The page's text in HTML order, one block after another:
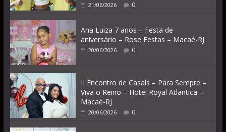
21/06/2026 0
Ana Luiza 7 anos – Festa de
aniversário – Rose Festas – Macaé-RJ
20/06/2026 0
II Encontro de Casais – Para Sempre –
Viva o Reino – Hotel Royal Atlantica –
Macaé-RJ
20/06/2026 0